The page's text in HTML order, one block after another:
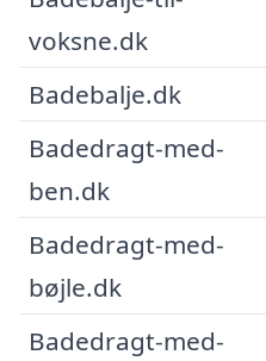
voksne.dk
Badebalje.dk
Badedragt-med-
ben.dk
Badedragt-med-
bøjle.dk
Badedragt-med-